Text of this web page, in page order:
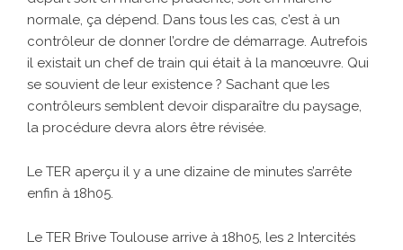
normale, ça dépend. Dans tous les cas, c’est à un
contrôleur de donner l’ordre de démarrage. Autrefois
il existait un chef de train qui était à la manœuvre. Qui
se souvient de leur existence ? Sachant que les
contrôleurs semblent devoir disparaître du paysage,
la procédure devra alors être révisée.
Le TER aperçu il y a une dizaine de minutes s’arrête
enfin à 18h05.
Le TER Brive Toulouse arrive à 18h05, les 2 Intercités